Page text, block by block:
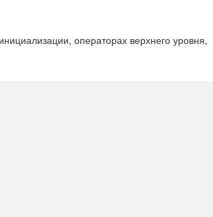
операторах верхнего уровня,